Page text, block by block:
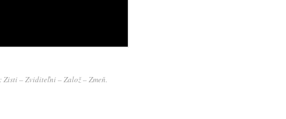
– Zviditeľni – Založ – Zmeň.